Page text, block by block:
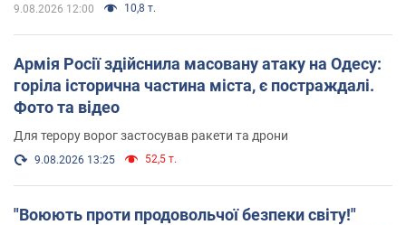
9.08.2026 12:00 10,8 т.
Армія Росії здійснила масовану атаку на Одесу:
горіла історична частина міста, є постраждалі.
Фото та відео
Для терору ворог застосував ракети та дрони
9.08.2026 13:25 52,5 т.
"Воюють проти продовольчої безпеки світу!"